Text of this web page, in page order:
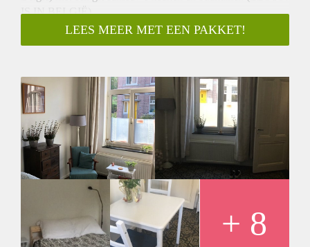
IS IN BELGIË)
De totale oppervlakte van het appartement is 28 m² en wordt
gemeubileerd opgeleverd.
heeft de slaapkamer een prachtige terrazzo vloer.
In de kelder is de keuken van 10 m². De keuken schikt over
een koelkast, een 2 pitst, elektrische kookplaat, afzuiging,
opbergkasten.
De badkamer van 2,6 m² schikt over een douche en wastafel
met fontein. De wc is apart 2,5 m² en wasmachineaansluiting.
De huurder mag gebruik maken van de gezamenlijke tuin.
Door de beplanting en grote afmeting van de tuin zullen
huurder en eigenaar elkaar absoluut niet hoeven te storen bij
gebruik van de tuin. Het is een zeer leuk appartement is een
zeer sfeervolle omgeving.
LEES MEER MET EEN PAKKET!
+ 8